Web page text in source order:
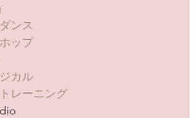
ンス
ップ
カル
レーニング